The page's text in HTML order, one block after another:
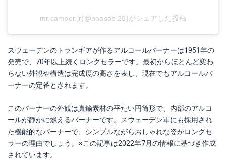
mr.camper.jr(@noasobi28)がシェアした投稿
スウェーデンのトランギアが作るアルコールバーナーは1951年の
発売で、70年以上続くロングセラーです。最初からほとんど変わ
らない外観や構造は完成度の高さを表し、現在でもアルコールバ
ーナーの定番とされます。
このバーナーの外観は真鍮素材の平たい円筒形で、内部のアルコ
ールが静かに燃えるバーナーです。スウェーデン軍にも採用され
た機能的なバーナーで、シンプルながらおしゃれな姿がロングセ
ラーの理由でしょう。※この記事は2022年7月の情報に基づき作成
されています。